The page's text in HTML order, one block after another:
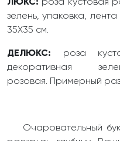
ЛЮКС: роза кустовая
зелень, упаковка,
35Х35 см.
ДЕЛЮКС: роза
декоративная
розовая. Примерный
Очаровательный